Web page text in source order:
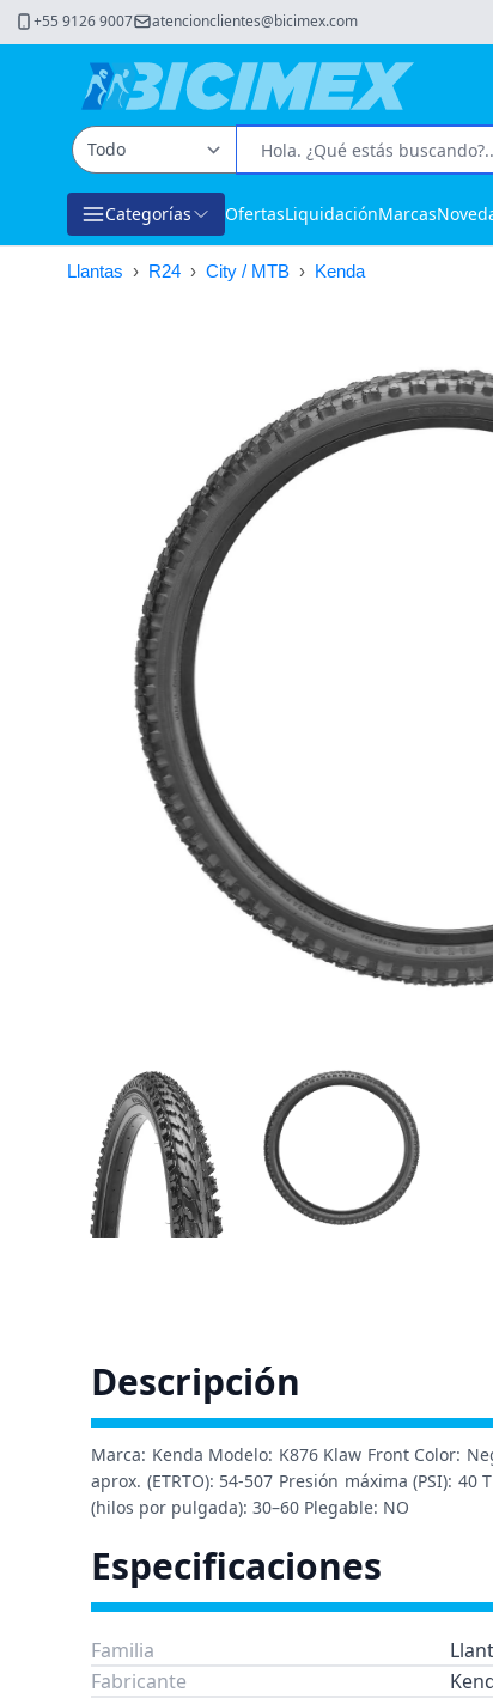
+55 9126 9007 atencionclientes@bicimex.com
Categorías OfertasLiquidaciónMarcas
Llantas › R24 › City / MTB › Kenda
Descripción
Marca: Kenda Modelo: K876 Klaw Front Color:
aprox. (ETRTO): 54-507 Presión máxima (PSI):
(hilos por pulgada): 30–60 Plegable: NO
Especificaciones
Familia
Fabricante